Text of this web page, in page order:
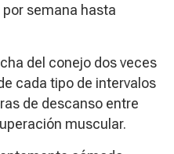
semana hasta
del conejo dos veces
cada tipo de intervalos
de descanso entre
muscular.